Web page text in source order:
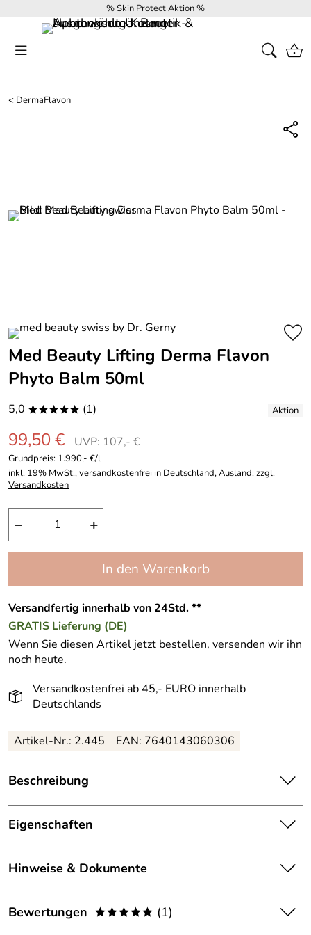
% Skin Protect Aktion %
< DermaFlavon
Med Beauty Lifting Derma Flavon
Phyto Balm 50ml
5,0 ***** (1)
99,50 € UVP: 107,- €
Grundpreis: 1.990,- €/l
inkl. 19% MwSt., versandkostenfrei in Deutschland, Ausland: zzgl.
Versandkosten
− +
In den Warenkorb
Versandfertig innerhalb von 24Std. **
GRATIS Lieferung (DE)
Wenn Sie diesen Artikel jetzt bestellen, versenden wir ihn
noch heute.
Versandkostenfrei ab 45,- EURO innerhalb
Deutschlands
Artikel-Nr.: 2.445 EAN: 7640143060306
Beschreibung
NatürlicheHormonnahrungfür die Haut - exklusiver Anti-
Aging-Gesichtsbalsam mit Phytohormonen.
Der federleichte Derma Flavon Phyto Balm sorgt für
täglichen
Schutz
Stärkung
Eigenschaften
Gesichtscreme
Eigenschaft:
aktiviert, revitalisiert, strafft, glättet,
verfeinert, für mehr Elatizität
Hinweise & Dokumente
Dokumente zum Download:
Bewertungen ***** (1)